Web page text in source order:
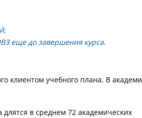
еще до завершения курса.
клиентом учебного плана. В
в среднем 72 академических